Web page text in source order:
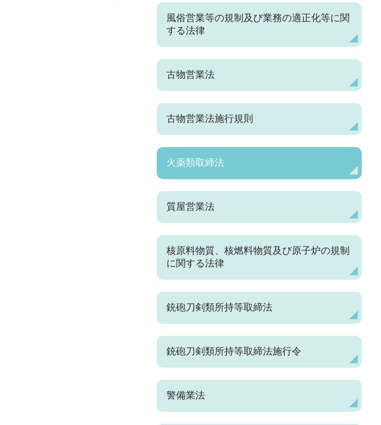
風俗営業等の規制及び業務の適正化等に関
する法律
古物営業法
古物営業法施行規則
火薬類取締法
質屋営業法
核原料物質、核燃料物質及び原子炉の規制
に関する法律
銃砲刀剣類所持等取締法
銃砲刀剣類所持等取締法施行令
警備業法